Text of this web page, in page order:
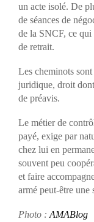
un acte isolé. De
de séances de
de la SNCF, ce
de retrait.
Les cheminots
juridique, droit
de préavis.
Le métier de
payé, exige par
chez lui en
souvent peu
et faire
armé peut-être une
Photo : AMABlog